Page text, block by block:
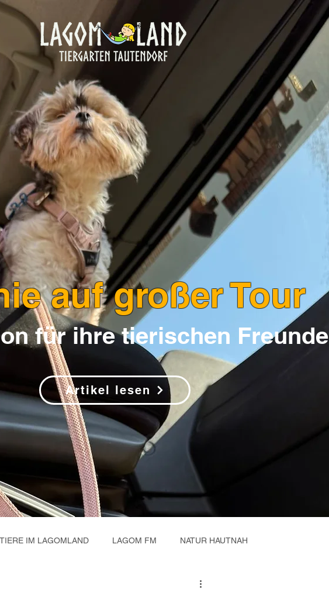
auf großer Tour
für ihre tierischen Freunde
Artikel lesen
TIERE IM LAGOMLAND LAGOM FM NATUR HAUTNAH
RENTIERE IN SACHSEN